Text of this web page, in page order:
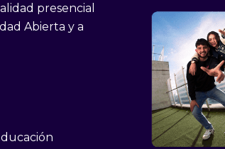
presencial
Abierta y a